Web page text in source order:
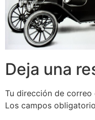
Deja una
Tu dirección de
Los campos